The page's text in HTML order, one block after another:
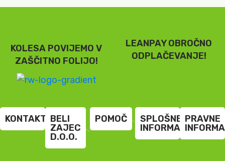
KOLESA POVIJEMO V
ZAŠČITNO FOLIJO!
LEANPAY OBROČNO
ODPLAČEVANJE!
KONTAKT BELI
ZAJEC
D.O.O.
POMOČ
SPLOŠNE
INFORMACIJE
PRAVNE